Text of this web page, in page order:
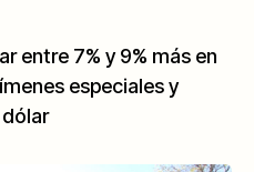
entre 7% y 9% más en
especiales y